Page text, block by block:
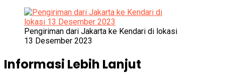
Pengiriman dari Jakarta ke Kendari di lokasi
13 Desember 2023
Informasi Lebih Lanjut